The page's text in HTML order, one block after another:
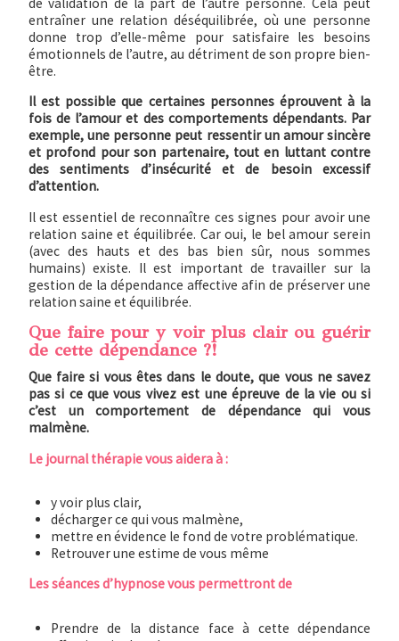
entraîner une relation déséquilibrée, où une personne
donne trop d’elle-même pour satisfaire les besoins
émotionnels de l’autre, au détriment de son propre bien-
être.
Il est possible que certaines personnes éprouvent à la
fois de l’amour et des comportements dépendants. Par
exemple, une personne peut ressentir un amour sincère
et profond pour son partenaire, tout en luttant contre
des sentiments d’insécurité et de besoin excessif
d’attention.
Il est essentiel de reconnaître ces signes pour avoir une
relation saine et équilibrée. Car oui, le bel amour serein
(avec des hauts et des bas bien sûr, nous sommes
humains) existe. Il est important de travailler sur la
gestion de la dépendance affective afin de préserver une
relation saine et équilibrée.
Que faire pour y voir plus clair ou guérir
de cette dépendance ?!
Que faire si vous êtes dans le doute, que vous ne savez
pas si ce que vous vivez est une épreuve de la vie ou si
c’est un comportement de dépendance qui vous
malmène.
Le journal thérapie vous aidera à :
y voir plus clair,
décharger ce qui vous malmène,
mettre en évidence le fond de votre problématique.
Retrouver une estime de vous même
Les séances d’hypnose vous permettront de
Prendre de la distance face à cette dépendance